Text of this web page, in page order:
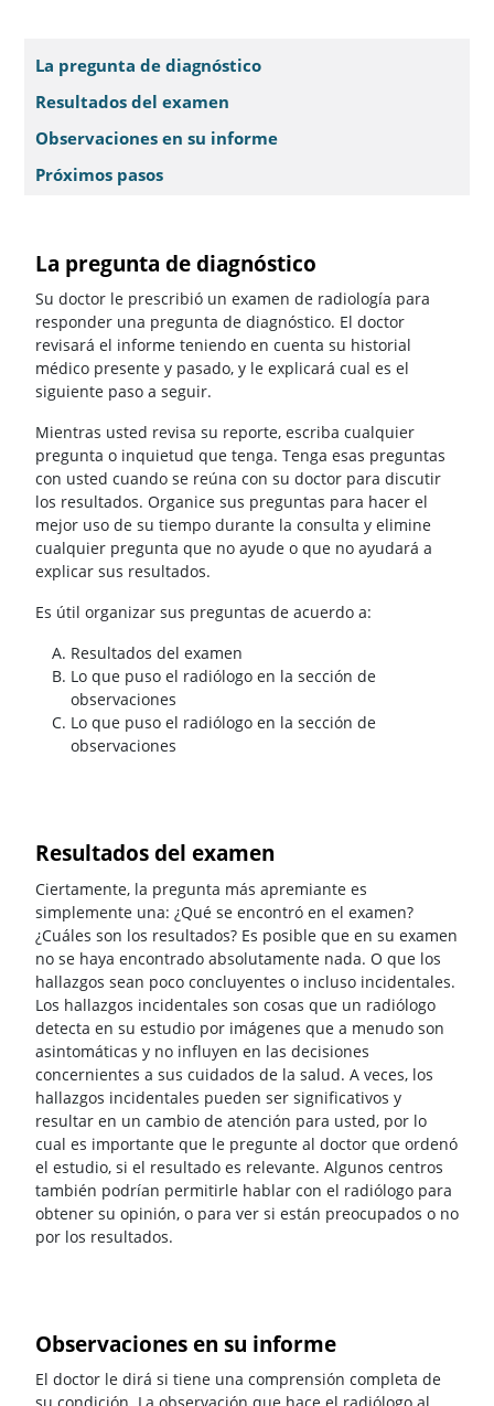
La pregunta de diagnóstico
Resultados del examen
Observaciones en su informe
Próximos pasos
La pregunta de diagnóstico
Su doctor le prescribió un examen de radiología para
responder una pregunta de diagnóstico. El doctor
revisará el informe teniendo en cuenta su historial
médico presente y pasado, y le explicará cual es el
siguiente paso a seguir.
Mientras usted revisa su reporte, escriba cualquier
pregunta o inquietud que tenga. Tenga esas preguntas
con usted cuando se reúna con su doctor para discutir
los resultados. Organice sus preguntas para hacer el
mejor uso de su tiempo durante la consulta y elimine
cualquier pregunta que no ayude o que no ayudará a
explicar sus resultados.
Es útil organizar sus preguntas de acuerdo a:
Resultados del examen
Lo que puso el radiólogo en la sección de
observaciones
Lo que puso el radiólogo en la sección de
observaciones
Resultados del examen
Ciertamente, la pregunta más apremiante es
simplemente una: ¿Qué se encontró en el examen?
¿Cuáles son los resultados? Es posible que en su examen
no se haya encontrado absolutamente nada. O que los
hallazgos sean poco concluyentes o incluso incidentales.
Los hallazgos incidentales son cosas que un radiólogo
detecta en su estudio por imágenes que a menudo son
asintomáticas y no influyen en las decisiones
concernientes a sus cuidados de la salud. A veces, los
hallazgos incidentales pueden ser significativos y
resultar en un cambio de atención para usted, por lo
cual es importante que le pregunte al doctor que ordenó
el estudio, si el resultado es relevante. Algunos centros
también podrían permitirle hablar con el radiólogo para
obtener su opinión, o para ver si están preocupados o no
por los resultados.
Observaciones en su informe
El doctor le dirá si tiene una comprensión completa de